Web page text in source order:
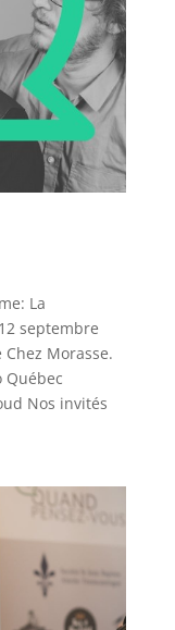
La
septembre
Morasse.
Québec
Nos invités